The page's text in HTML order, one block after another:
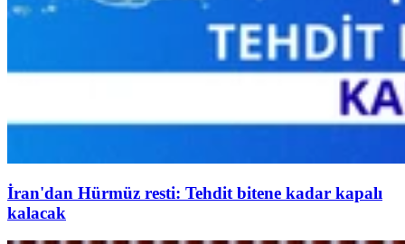
İran'dan Hürmüz resti: Tehdit bitene kadar kapalı
kalacak